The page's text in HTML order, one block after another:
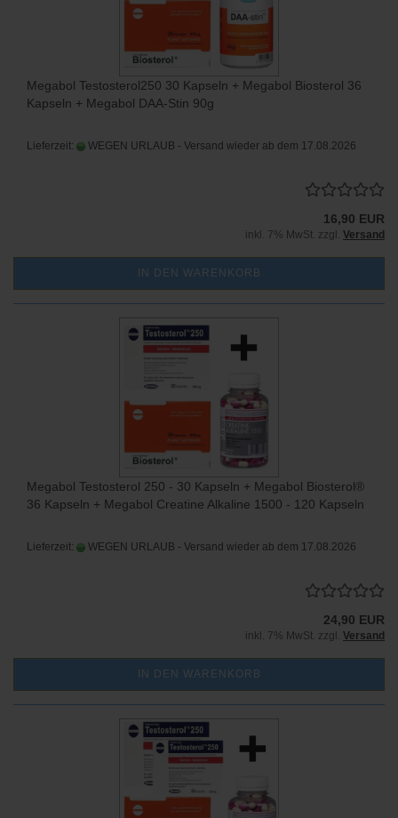
Megabol Testosterol250 30 Kapseln + Megabol Biosterol 36
Kapseln + Megabol DAA-Stin 90g
Lieferzeit: WEGEN URLAUB - Versand wieder ab dem 17.08.2026
16,90 EUR
inkl. 7% MwSt. zzgl. Versand
IN DEN WARENKORB
Megabol Testosterol 250 - 30 Kapseln + Megabol Biosterol®
36 Kapseln + Megabol Creatine Alkaline 1500 - 120 Kapseln
Lieferzeit: WEGEN URLAUB - Versand wieder ab dem 17.08.2026
24,90 EUR
inkl. 7% MwSt. zzgl. Versand
IN DEN WARENKORB